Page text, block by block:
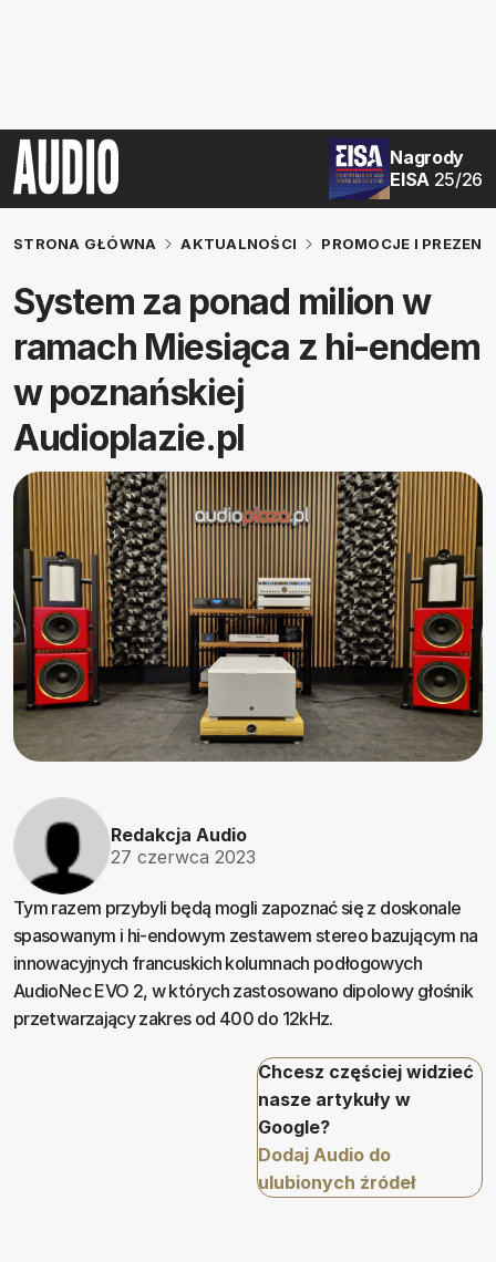
Nagrody
EISA 25/26
STRONA GŁÓWNA AKTUALNOŚCI PROMOCJE I
System za ponad milion w
ramach Miesiąca z hi-endem
w poznańskiej
Audioplazie.pl
Redakcja Audio
27 czerwca 2023
Tym razem przybyli będą mogli zapoznać się z doskonale
spasowanym i hi-endowym zestawem stereo bazującym na
innowacyjnych francuskich kolumnach podłogowych
AudioNec EVO 2, w których zastosowano dipolowy głośnik
przetwarzający zakres od 400 do 12kHz.
Chcesz częściej widzieć
nasze artykuły w
Google?
Dodaj Audio do
ulubionych źródeł